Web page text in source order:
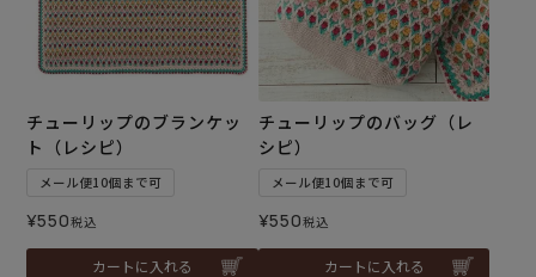
チューリップのブランケッ
ト（レシピ）
メール便10個まで可
¥550税込
カートに入れる
チューリップのバッグ（レ
シピ）
メール便10個まで可
¥550税込
カートに入れる